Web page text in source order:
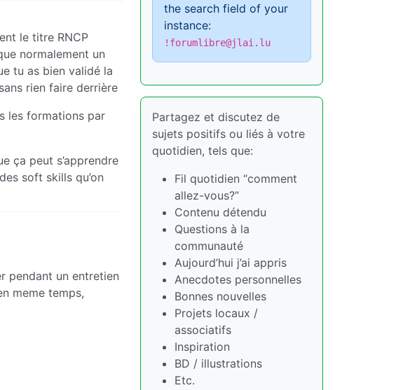
le titre RNCP
normalement un
tu as bien validé la
rien faire derrière
les formations par
ça peut s’apprendre
soft skills qu’on
pendant un entretien
meme temps,
the search field of your
instance:
!forumlibre@jlai.lu
Partagez et discutez de
sujets positifs ou liés à votre
quotidien, tels que:
Fil quotidien “comment
allez-vous?”
Contenu détendu
Questions à la
communauté
Aujourd’hui j’ai appris
Anecdotes personnelles
Bonnes nouvelles
Projets locaux /
associatifs
Inspiration
BD / illustrations
Etc.